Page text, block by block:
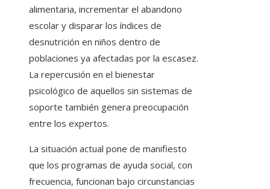
alimentaria, incrementar el abandono
escolar y disparar los índices de
desnutrición en niños dentro de
poblaciones ya afectadas por la escasez.
La repercusión en el bienestar
psicológico de aquellos sin sistemas de
soporte también genera preocupación
entre los expertos.
La situación actual pone de manifiesto
que los programas de ayuda social, con
frecuencia, funcionan bajo circunstancias